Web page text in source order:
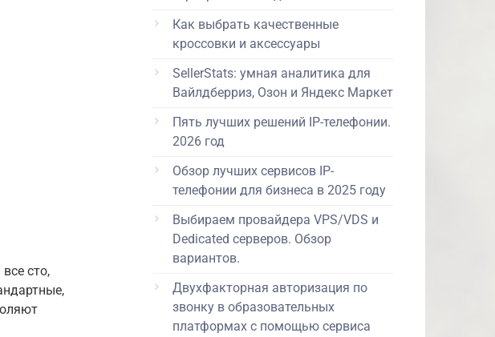
сто,
Как выбрать качественные
кроссовки и аксессуары
SellerStats: умная аналитика для
Вайлдберриз, Озон и Яндекс Маркет
Пять лучших решений IP-телефонии.
2026 год
Обзор лучших сервисов IP-
телефонии для бизнеса в 2025 году
Выбираем провайдера VPS/VDS и
Dedicated серверов. Обзор
вариантов.
Двухфакторная авторизация по
звонку в образовательных
платформах с помощью сервиса